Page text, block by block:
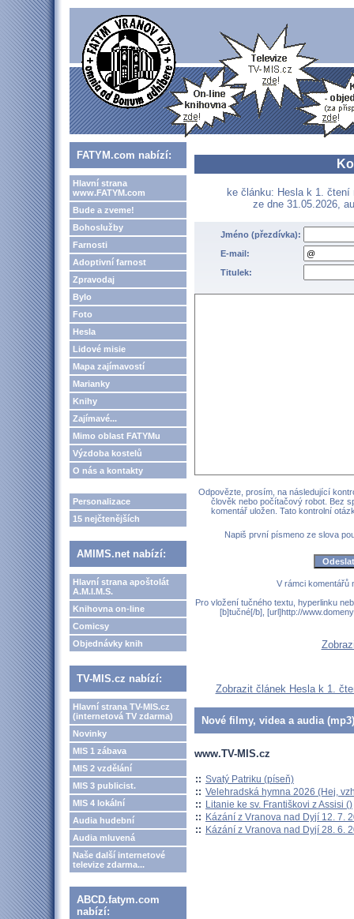
FATYM.com nabízí:
Hlavní strana
www.FATYM.com
Bude a zveme!
Bohoslužby
Farnosti
Adoptivní farnost
Zpravodaj
Bylo
Foto
Hesla
Lidové misie
Mapa zajímavostí
Marianky
Knihy
Zajímavé...
Mimo oblast FATYMu
Výzdoba kostelů
O nás a kontakty
Personalizace
15 nejčtenějších
AMIMS.net nabízí:
Hlavní strana apoštolát
A.M.I.M.S.
Knihovna on-line
Comicsy
Objednávky knih
TV-MIS.cz nabízí:
Hlavní strana TV-MIS.cz
(internetová TV zdarma)
Novinky
MIS 1 zábava
MIS 2 vzdělání
MIS 3 publicist.
MIS 4 lokální
Audia hudební
Audia mluvená
Naše další internetové
televize zdarma...
ABCD.fatym.com
nabízí:
ke článku: Hesla k 1.
ze dne 31.05.2026,
Jméno (přezdívka):
E-mail:
Titulek:
Odpovězte, prosím, na následující
člověk nebo počítačový robot. Bez
komentář uložen. Tato kontrolní
Napiš první písmeno ze slova
V rámci komentářů
Pro vložení tučného textu, hyperlinku
[b]tučné[/b], [url]http://
Zobrazit článek Hesla k 1.
Nové filmy, videa a audia
www.TV-MIS.cz
:: Svatý Patriku (píseň)
:: Velehradská hymna 2026 (Hej,
:: Litanie ke sv. Františkovi z Assisi ()
:: Kázání z Vranova nad Dyjí 12. 7.
:: Kázání z Vranova nad Dyjí 28. 6.